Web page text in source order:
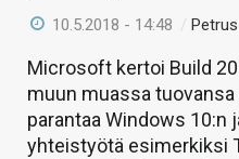
10.5.2018 - 14:48 /
Microsoft kertoi Build
muun muassa
parantaa Windows 10:n
yhteistyötä esimerkiksi